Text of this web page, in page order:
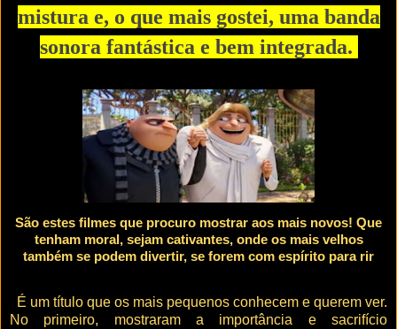
mistura e, o que mais gostei, uma banda
sonora fantástica e bem integrada.
São estes filmes que procuro mostrar aos mais novos! Que
tenham moral, sejam cativantes, onde os mais velhos
também se podem divertir, se forem com espírito para rir
É um título que os mais pequenos conhecem e querem ver.
No primeiro, mostraram a importância e sacrifício